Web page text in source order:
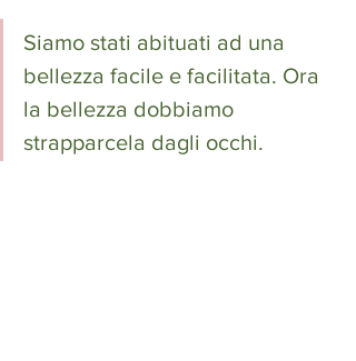
Siamo stati abituati ad una
bellezza facile e facilitata. Ora
la bellezza dobbiamo
strapparcela dagli occhi.